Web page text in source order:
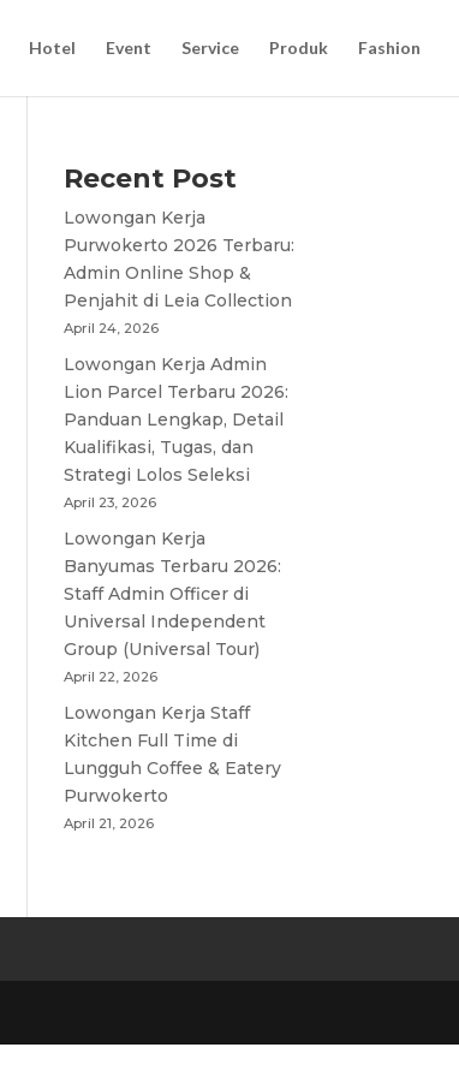
Hotel Event Service Produk Fashion
Recent Post
Lowongan Kerja
Purwokerto 2026 Terbaru:
Admin Online Shop &
Penjahit di Leia Collection
April 24, 2026
Lowongan Kerja Admin
Lion Parcel Terbaru 2026:
Panduan Lengkap, Detail
Kualifikasi, Tugas, dan
Strategi Lolos Seleksi
April 23, 2026
Lowongan Kerja
Banyumas Terbaru 2026:
Staff Admin Officer di
Universal Independent
Group (Universal Tour)
April 22, 2026
Lowongan Kerja Staff
Kitchen Full Time di
Lungguh Coffee & Eatery
Purwokerto
April 21, 2026